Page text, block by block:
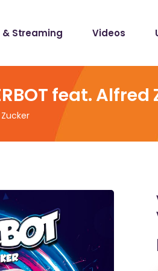
& Streaming Videos
feat. Alfred
Zucker